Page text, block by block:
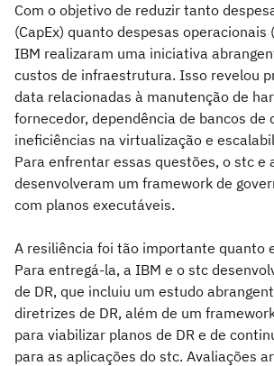
Com o objetivo de reduzir tanto
(CapEx) quanto despesas operacionais
IBM realizaram uma iniciativa
custos de infraestrutura. Isso revelou
data relacionadas à manutenção de
fornecedor, dependência de bancos de
ineficiências na virtualização e
Para enfrentar essas questões, o stc e
desenvolveram um framework de
com planos executáveis.
A resiliência foi tão importante quanto
Para entregá-la, a IBM e o stc
de DR, que incluiu um estudo
diretrizes de DR, além de um
para viabilizar planos de DR e de
para as aplicações do stc. Avaliações